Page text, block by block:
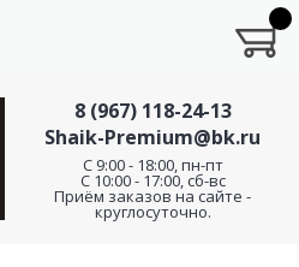
8 (967) 118-24-13
Shaik-Premium@bk.ru
C 9:00 - 18:00, пн-пт
С 10:00 - 17:00, сб-вс
Приём заказов на сайте -
круглосуточно.